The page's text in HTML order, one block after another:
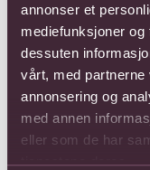
annonser et
mediefunksjoner
dessuten
vårt, med partnerne
annonsering og
med annen
eller som de har
tjenestene deres.
Affection Mixed
Fra 605,-